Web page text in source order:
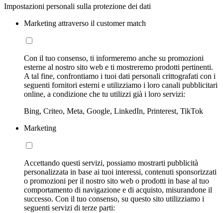
Impostazioni personali sulla protezione dei dati
Marketing attraverso il customer match
Con il tuo consenso, ti informeremo anche su promozioni
esterne al nostro sito web e ti mostreremo prodotti pertinenti.
A tal fine, confrontiamo i tuoi dati personali crittografati con i
seguenti fornitori esterni e utilizziamo i loro canali pubblicitari
online, a condizione che tu utilizzi già i loro servizi:
Bing, Criteo, Meta, Google, LinkedIn, Printerest, TikTok
Marketing
Accettando questi servizi, possiamo mostrarti pubblicità
personalizzata in base ai tuoi interessi, contenuti sponsorizzati
o promozioni per il nostro sito web o prodotti in base al tuo
comportamento di navigazione e di acquisto, misurandone il
successo. Con il tuo consenso, su questo sito utilizziamo i
seguenti servizi di terze parti: